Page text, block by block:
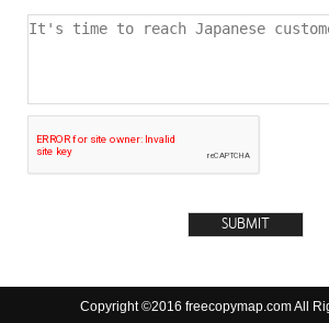
Copyright ©2016 freecopymap.com All